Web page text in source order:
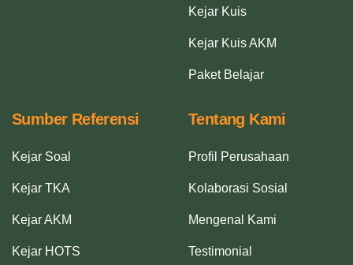
Kejar Kuis
Kejar Kuis AKM
Paket Belajar
Sumber Referensi
Kejar Soal
Kejar TKA
Kejar AKM
Kejar HOTS
Tentang Kami
Profil Perusahaan
Kolaborasi Sosial
Mengenal Kami
Testimonial